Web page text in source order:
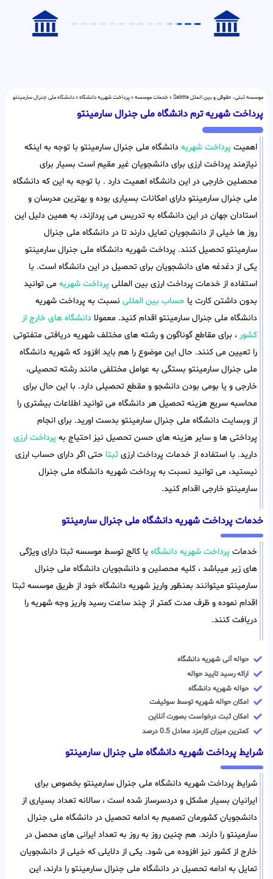
موسسه ثبتی، حقوقی و بین الملل Sabtta » خدمات موسسه»پرداخت شهریه دانشگاه»دانشگاه ملی جنرال سارمینتو
پرداخت شهریه ترم دانشگاه ملی جنرال سارمینتو
اهمیت پرداخت شهریه دانشگاه ملی جنرال سارمینتو با توجه به اینکه
نیازمند پرداخت ارزی برای دانشجویان غیر مقیم است بسیار برای
محصلین خارجی در این دانشگاه اهمیت دارد . با توجه به این که دانشگاه
ملی جنرال سارمینتو دارای امکانات بسیاری بوده و بهترین مدرسان و
استادان جهان در این دانشگاه به تدریس می پردازند، به همین دلیل این
روز ها خیلی از دانشجویان تمایل دارند تا در دانشگاه ملی جنرال
سارمینتو تحصیل کنند. پرداخت شهریه دانشگاه ملی جنرال سارمینتو
یکی از دغدغه های دانشجویان برای تحصیل در این دانشگاه است. با
استفاده از خدمات پرداخت ارزی بین المللی پرداخت شهریه می توانید
بدون داشتن کارت یا حساب بین المللی نسبت به پرداخت شهریه
دانشگاه ملی جنرال سارمینتو اقدام کنید. معمولا دانشگاه های خارج از
کشور ، برای مقاطع گوناگون و رشته های مختلف شهریه دریافتی متفتوتی
را تعیین می کنند. حال این موضوع را هم باید افزود که شهریه دانشگاه
ملی جنرال سارمینتو بستگی به عوامل مختلفی مانند رشته تحصیلی،
خارجی و یا بومی بودن دانشجو و مقطع تحصیلی دارد. با این حال برای
محاسبه سریع هزینه تحصیل هر دانشگاه می توانید اطلاعات بیشتری را
از وبسایت دانشگاه ملی جنرال سارمینتو بدست اورید. برای انجام
پرداختی ها و سایر هزینه های حسن تحصیل نیز احتیاج به پرداخت ارزی
دارید. با استفاده از خدمات پرداخت ارزی ثبتا حتی اگر دارای حساب ارزی
نیستید، می توانید نسبت به پرداخت شهریه دانشگاه ملی جنرال
سارمینتو خارجی اقدام کنید.
خدمات پرداخت شهریه دانشگاه ملی جنرال سارمینتو
خدمات پرداخت شهریه دانشگاه یا کالج توسط موسسه ثبتا دارای ویژگی
های زیر میباشد ، کلیه محصلین و دانشجویان دانشگاه ملی جنرال
سارمینتو میتوانند بمنظور واریز شهریه دانشگاه خود از طریق موسسه ثبتا
اقدام نموده و ظرف مدت کمتر از چند ساعت رسید واریز وجه شهریه را
دریافت کنند.
حواله آنی شهریه دانشگاه
ارائه رسید تایید حواله
حواله شهریه دانشگاه
امکان حواله شهریه توسط سوئیفت
امکان ثبت درخواست بصورت آنلاین
کمترین میزان کارمزد معادل 0.5 درصد
شرایط پرداخت شهریه دانشگاه ملی جنرال سارمینتو
شرایط پرداخت شهریه دانشگاه ملی جنرال سارمینتو بخصوص برای
ایرانیان بسیار مشکل و دردسرساز شده است ، سالانه تعداد بسیاری از
دانشجویان کشورمان تصمیم به ادامه تحصیل در دانشگاه ملی جنرال
سارمینتو را دارند. هم چنین روز به روز به تعداد ایرانی های محصل در
خارج از کشور نیز افزوده می شود. یکی از دلایلی که خیلی از دانشجویان
تمایل به ادامه تحصیل در دانشگاه ملی جنرال سارمینتو را دارند، این